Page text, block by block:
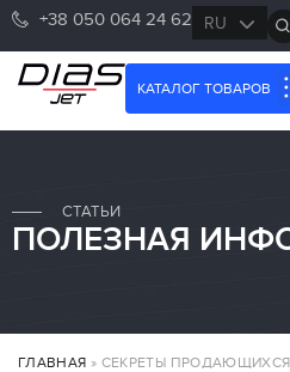
+38 050 064 24 62 RU
UK
КАТАЛОГ ТОВАРОВ
СТАТЬИ
ПОЛЕЗНАЯ
ГЛАВНАЯ » СЕКРЕТЫ